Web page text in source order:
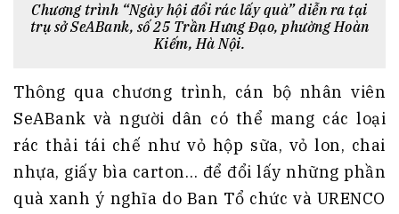
Chương trình “Ngày hội đổi rác lấy quà” diễn ra tại
trụ sở SeABank, số 25 Trần Hưng Đạo, phường Hoàn
Kiếm, Hà Nội.
Thông qua chương trình, cán bộ nhân viên
SeABank và người dân có thể mang các loại
rác thải tái chế như vỏ hộp sữa, vỏ lon, chai
nhựa, giấy bìa carton… để đổi lấy những phần
quà xanh ý nghĩa do Ban Tổ chức và URENCO